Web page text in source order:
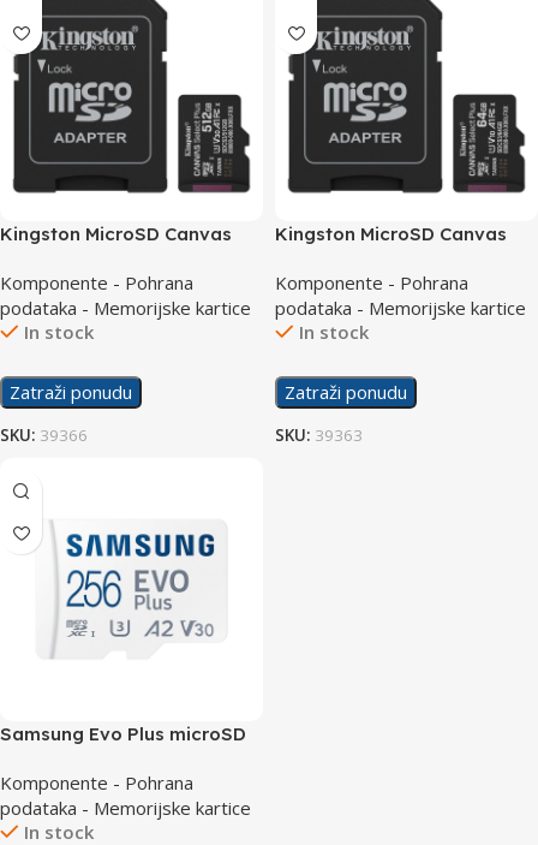
Kingston MicroSD Canvas
512GB A1 Class10
Komponente - Pohrana
podataka - Memorijske kartice
In stock
Zatraži ponudu
SKU: 39366
Kingston MicroSD Canvas
64GB A1 Class10
Komponente - Pohrana
podataka - Memorijske kartice
In stock
Zatraži ponudu
SKU: 39363
Samsung Evo Plus microSD
MC256SA/EU
Komponente - Pohrana
podataka - Memorijske kartice
In stock